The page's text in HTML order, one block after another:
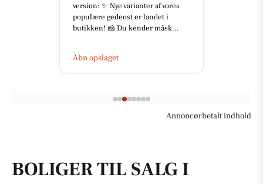
version: ✨ Nye varianter af vores
populære gedeost er landet i
butikken! 🧀 Du kender måsk...
Åbn opslaget
Annoncørbetalt indhold
BOLIGER TIL SALG I